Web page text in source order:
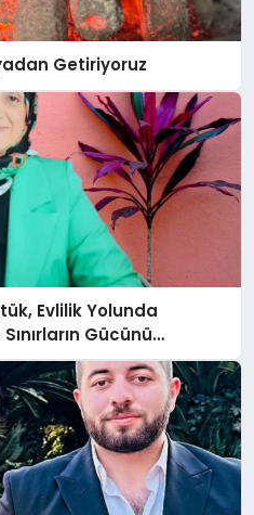
Getiriyoruz
Evlilik Yolunda
Gücünü